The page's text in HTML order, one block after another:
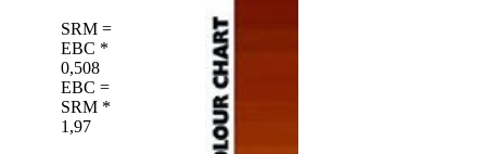
SRM =
EBC *
0,508
EBC =
SRM *
1,97